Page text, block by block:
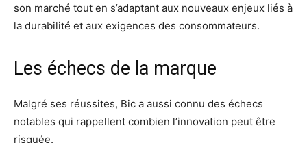
son marché tout en s’adaptant aux nouveaux enjeux liés à
la durabilité et aux exigences des consommateurs.
Les échecs de la marque
Malgré ses réussites, Bic a aussi connu des échecs
notables qui rappellent combien l’innovation peut être
risquée.